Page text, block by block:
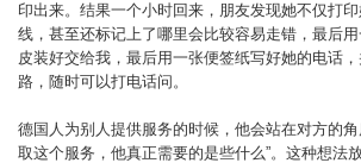
印出来。结果一个小时回来，朋友发现她不仅打
线，甚至还标记上了哪里会比较容易走错，最后
皮装好交给我，最后用一张便签纸写好她的电话
路，随时可以打电话问。
德国人为别人提供服务的时候，他会站在对方的
取这个服务，他真正需要的是些什么”。这种想法